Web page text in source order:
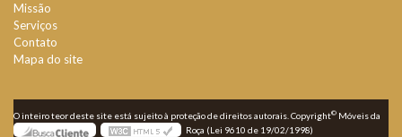
Missão
Serviços
Contato
Mapa do site
O inteiro teor deste site está sujeito à proteção de direitos autorais. Copyright© Móveis da
Roça (Lei 9610 de 19/02/1998)